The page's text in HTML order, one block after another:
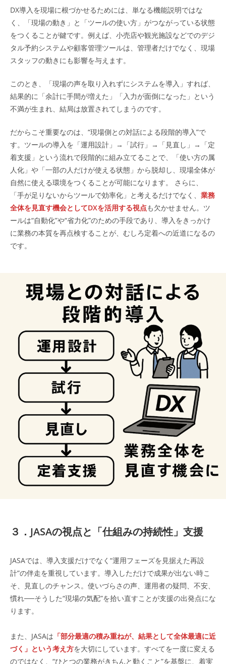
DX導入を現場に根づかせるためには、単なる機能説明ではな
く、「現場の動き」と「ツールの使い方」がつながっている状態
をつくることが鍵です。例えば、小売店や観光施設などでのデジ
タル予約システムや顧客管理ツールは、管理者だけでなく、現場
スタッフの動きにも影響を与えます。
このとき、「現場の声を取り入れずにシステムを導入」すれば、
結果的に「余計に手間が増えた」「入力が面倒になった」という
不満が生まれ、結局は放置されてしまうのです。
だからこそ重要なのは、“現場側との対話による段階的導入”で
す。ツールの導入を「運用設計」→「試行」→「見直し」→「定
着支援」という流れで段階的に組み立てることで、「使い方の属
人化」や「一部の人だけが使える状態」から脱却し、現場全体が
自然に使える環境をつくることが可能になります。 さらに、
「手が足りないからツールで効率化」と考えるだけでなく、 業務
全体を見直す機会としてDXを活用する視点も欠かせません。ツ
ールは“自動化”や“省力化”のための手段であり、導入をきっかけ
に業務の本質を再点検することが、むしろ定着への近道になるの
です。
３． JASAの視点と「仕組みの持続性」支援
JASAでは、導入支援だけでなく“運用フェーズを見据えた再設
計”の伴走を重視しています。導入しただけで成果が出ない時こ
そ、見直しのチャンス。使いづらさの声、運用者の疑問、不安、
慣れ──そうした“現場の気配”を拾い直すことが支援の出発点にな
ります。
また、JASAは 「部分最適の積み重ねが、結果として全体最適に近
づく」という考え方を大切にしています。すべてを一度に変える
のではなく、“ひとつの業務がきちんと動くこと”を基盤に、着実